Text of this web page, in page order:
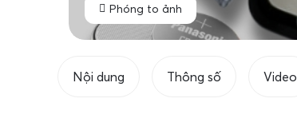
Phóng to ảnh
Nội dung Thông số Video